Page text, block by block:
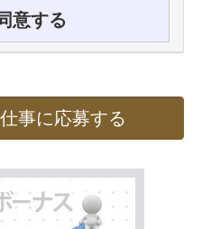
意する